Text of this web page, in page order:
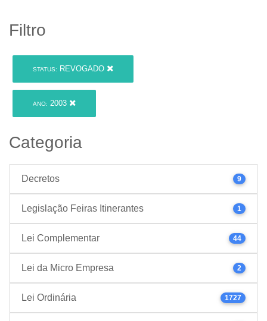
Filtro
STATUS: REVOGADO
ANO: 2003
Categoria
Decretos 9
Legislação Feiras Itinerantes 1
Lei Complementar 44
Lei da Micro Empresa 2
Lei Ordinária 1727